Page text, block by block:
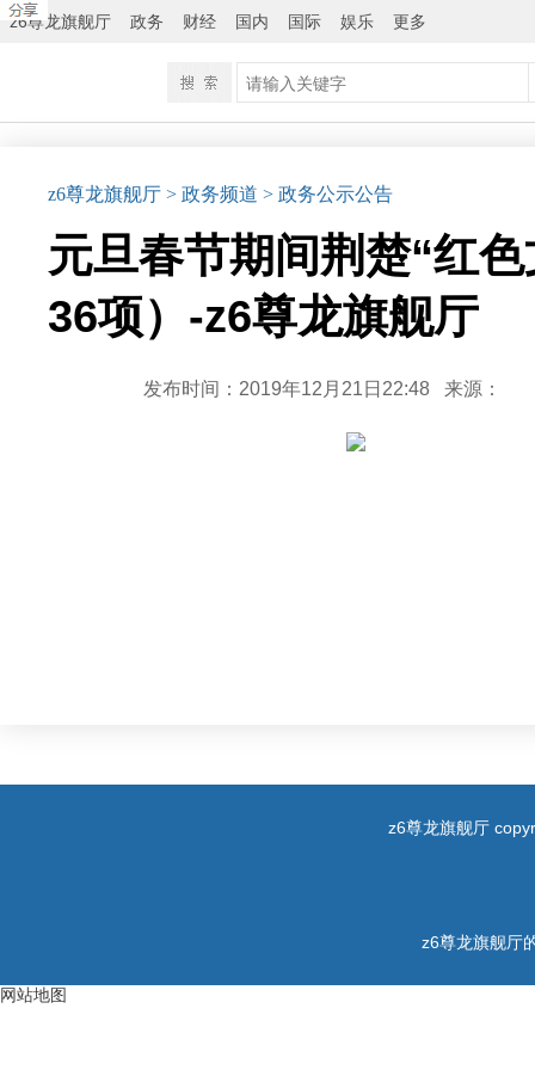
z6尊龙旗舰厅 政务 财经 国内 国际 娱乐 更多
z6尊龙旗舰厅 > 政务频道 > 政务公示公告
元旦春节期间荆楚“红
36项）-z6尊龙旗舰厅
发布时间：2019年12月21日22:48 来源：
z6尊龙旗舰厅
z6尊龙旗舰厅
网站地图